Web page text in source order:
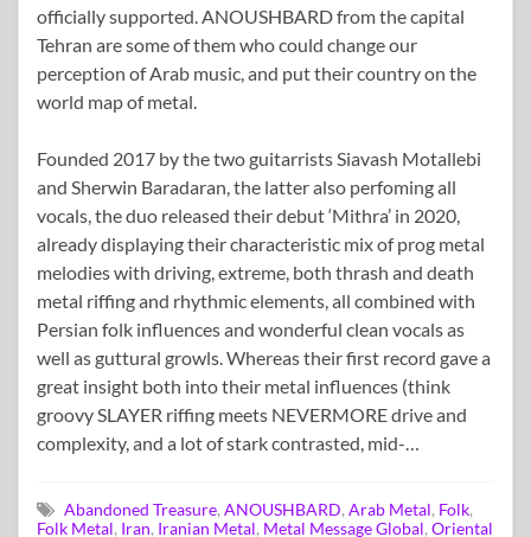
officially supported. ANOUSHBARD from the capital
Tehran are some of them who could change our
perception of Arab music, and put their country on the
world map of metal.
Founded 2017 by the two guitarrists Siavash Motallebi
and Sherwin Baradaran, the latter also perfoming all
vocals, the duo released their debut ‘Mithra’ in 2020,
already displaying their characteristic mix of prog metal
melodies with driving, extreme, both thrash and death
metal riffing and rhythmic elements, all combined with
Persian folk influences and wonderful clean vocals as
well as guttural growls. Whereas their first record gave a
great insight both into their metal influences (think
groovy SLAYER riffing meets NEVERMORE drive and
complexity, and a lot of stark contrasted, mid-…
Abandoned Treasure, ANOUSHBARD, Arab Metal, Folk,
Folk Metal, Iran, Iranian Metal, Metal Message Global, Oriental